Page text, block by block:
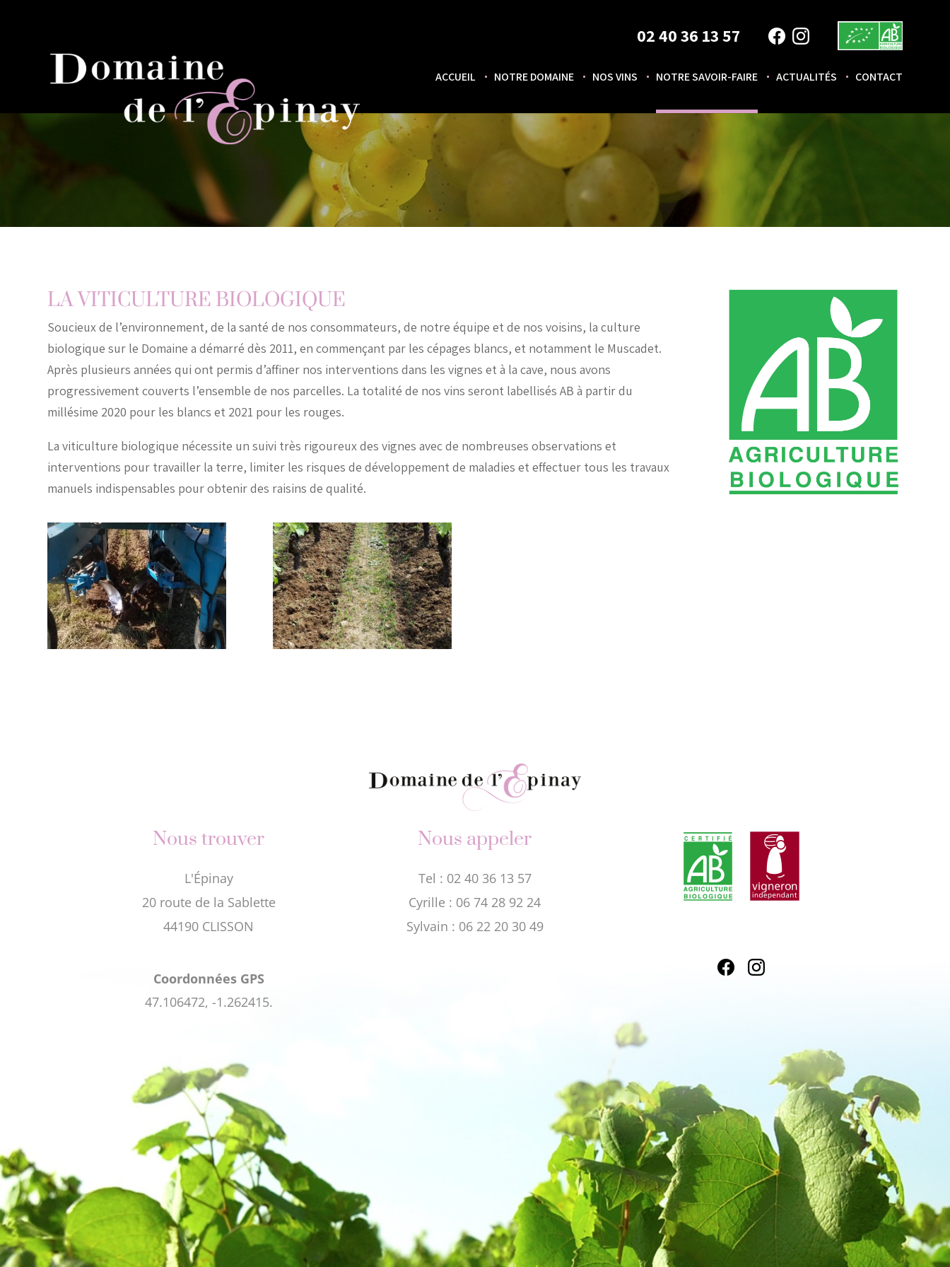
02 40 36 13 57
ACCUEIL NOTRE DOMAINE NOS VINS NOTRE SAVOIR-FAIRE ACTUALITÉS CONTACT
LA VITICULTURE BIOLOGIQUE
Soucieux de l’environnement, de la santé de nos consommateurs, de notre équipe et de nos voisins, la culture
biologique sur le Domaine a démarré dès 2011, en commençant par les cépages blancs, et notamment le Muscadet.
Après plusieurs années qui ont permis d’affiner nos interventions dans les vignes et à la cave, nous avons
progressivement couverts l’ensemble de nos parcelles. La totalité de nos vins seront labellisés AB à partir du
millésime 2020 pour les blancs et 2021 pour les rouges.
La viticulture biologique nécessite un suivi très rigoureux des vignes avec de nombreuses observations et
interventions pour travailler la terre, limiter les risques de développement de maladies et effectuer tous les travaux
manuels indispensables pour obtenir des raisins de qualité.
Nous trouver
L'Épinay
20 route de la Sablette
44190 CLISSON
Coordonnées GPS
47.106472, -1.262415.
Nous appeler
Tel : 02 40 36 13 57
Cyrille : 06 74 28 92 24
Sylvain : 06 22 20 30 49